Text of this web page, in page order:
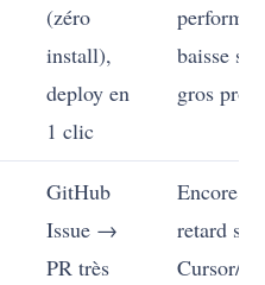
(zéro
install),
deploy en
1 clic
baisse sur
gros
GitHub
Issue →
PR très
Encore en
retard sur
Cursor/